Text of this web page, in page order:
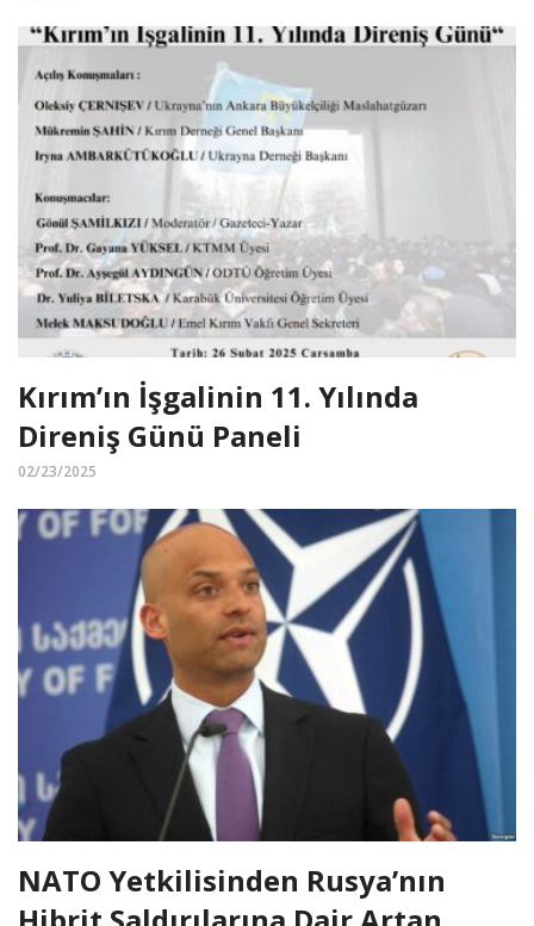
Kırım’ın İşgalinin 11. Yılında
Direniş Günü Paneli
02/23/2025
NATO Yetkilisinden Rusya’nın